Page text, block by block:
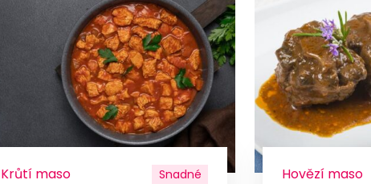
Krůtí maso Snadné Hovězí maso